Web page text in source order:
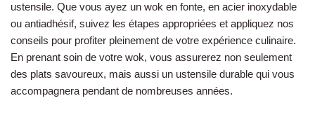
ustensile. Que vous ayez un wok en fonte, en acier inoxydable
ou antiadhésif, suivez les étapes appropriées et appliquez nos
conseils pour profiter pleinement de votre expérience culinaire.
En prenant soin de votre wok, vous assurerez non seulement
des plats savoureux, mais aussi un ustensile durable qui vous
accompagnera pendant de nombreuses années.